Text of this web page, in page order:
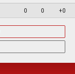
0 0 +0